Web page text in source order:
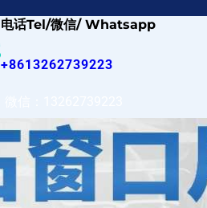
电话Tel/微信/ Whatsapp
+8613262739223